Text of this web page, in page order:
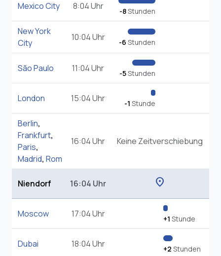
Mexico City 8:04 Uhr -8Stunden
New York
City
10:04 Uhr -6 Stunden
São Paulo 11:04 Uhr -5Stunden
London 15:04 Uhr -1 Stunde
Berlin,
Frankfurt,
Paris,
Madrid, Rom
16:04 Uhr Keine Zeitverschiebung
Niendorf 16:04 Uhr location_on
Moscow 17:04 Uhr +1 Stunde
Dubai 18:04 Uhr +2 Stunden